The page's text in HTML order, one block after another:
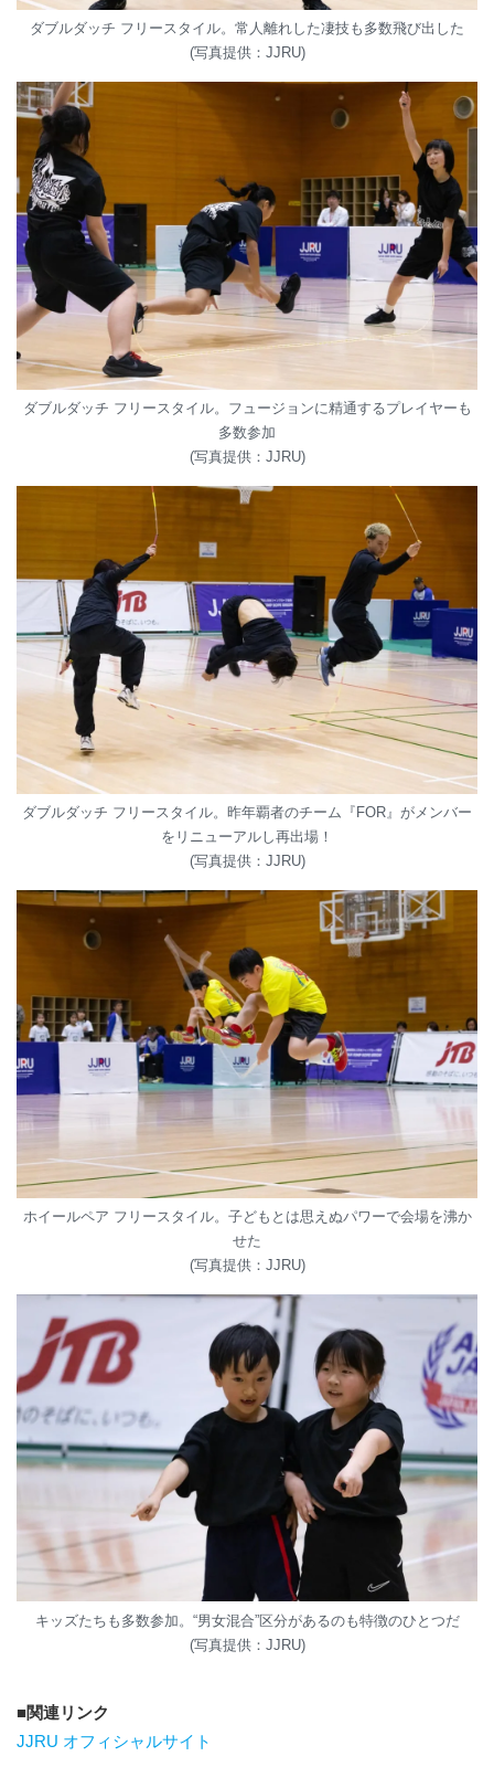
ダブルダッチ フリースタイル。常人離れした凄技も多数飛び出した
(写真提供：JJRU)
ダブルダッチ フリースタイル。フュージョンに精通するプレイヤーも
多数参加
(写真提供：JJRU)
ダブルダッチ フリースタイル。昨年覇者のチーム『FOR』がメンバー
をリニューアルし再出場！
(写真提供：JJRU)
ホイールペア フリースタイル。子どもとは思えぬパワーで会場を沸か
せた
(写真提供：JJRU)
キッズたちも多数参加。“男女混合”区分があるのも特徴のひとつだ
(写真提供：JJRU)
関連リンク
JJRU オフィシャルサイト